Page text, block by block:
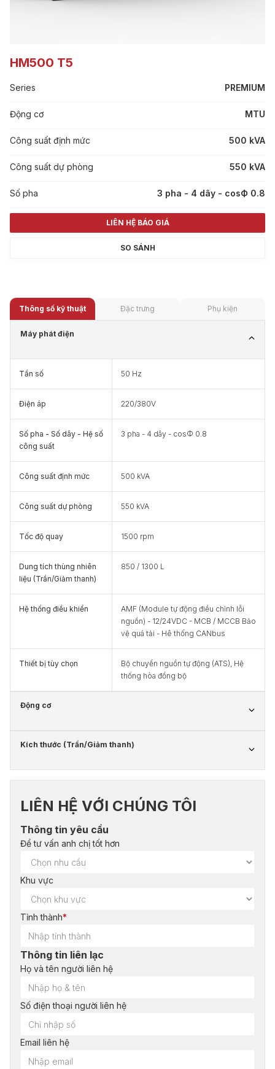
HM500 T5
Series PREMIUM
Động cơ MTU
Công suất định mức 500 kVA
Công suất dự phòng 550 kVA
Số pha 3 pha - 4 dây - cosФ 0.8
LIÊN HỆ BÁO GIÁ
SO SÁNH
Thông số kỹ thuật Đặc trưng Phụ kiện
Máy phát điện
Tần số 50 Hz
Điện áp 220/380V
Số pha - Số dây - Hệ số
công suất
3 pha - 4 dây - cosФ 0.8
Công suất định mức 500 kVA
Công suất dự phòng 550 kVA
Tốc độ quay 1500 rpm
Dung tích thùng nhiên
liệu (Trần/Giảm thanh)
850 / 1300 L
Hệ thống điều khiển
AMF (Module tự động điều chỉnh lỗi
nguồn) - 12/24VDC - MCB / MCCB Bảo
vệ quá tải - Hê thống CANbus
Thiết bị tùy chọn
Bộ chuyển nguồn tự động (ATS), Hệ
thống hòa đồng bộ
Động cơ
Kích thước (Trần/Giảm thanh)
LIÊN HỆ VỚI CHÚNG TÔI
Thông tin yêu cầu
Để tư vấn anh chị tốt hơn
Khu vực
Tỉnh thành*
Thông tin liên lạc
Họ và tên người liên hệ
Số điện thoại người liên hệ
Email liên hệ